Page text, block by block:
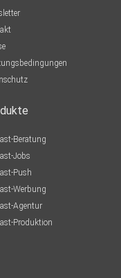
Beratung
Jobs
Push
Werbung
Agentur
Produktion